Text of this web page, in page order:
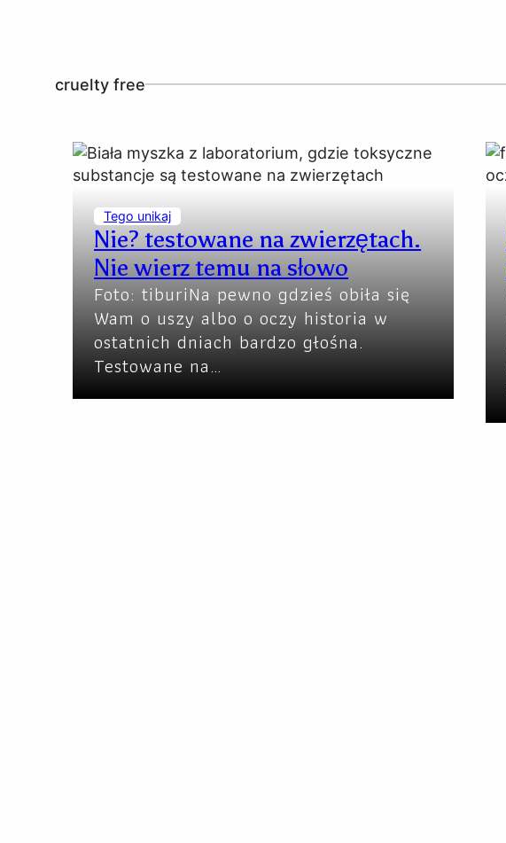
cruelty free
Tego unikaj
Nie? testowane na zwierzętach.
Nie wierz temu na słowo
Foto: tiburiNa pewno gdzieś obiła się
Wam o uszy albo o oczy historia w
ostatnich dniach bardzo głośna.
Testowane na…